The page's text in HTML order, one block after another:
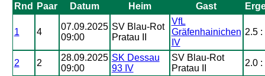
Rnd Paar Datum Heim Gast
1 4
07.09.2025
09:00
SV Blau-Rot
Pratau II
VfL
Gräfenhainichen
IV
2.5 :
2 2
28.09.2025
09:00
SK Dessau
93 IV
SV Blau-Rot
Pratau II
2.0 :